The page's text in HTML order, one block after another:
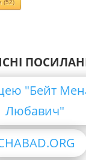
(52)
"Бейт
Любавич"